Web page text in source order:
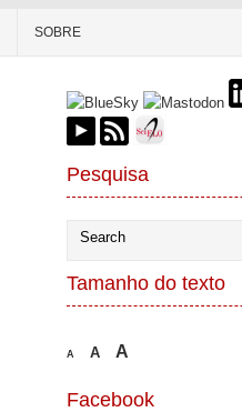
SOBRE
Pesquisa
Tamanho do texto
A A A
Facebook